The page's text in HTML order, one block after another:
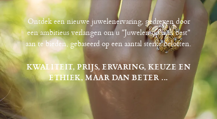
Ontdek een nieuwe juwelenervaring, gedreven door
een ambitieus verlangen om u "Juwelen op hun best"
aan te bieden, gebaseerd op een aantal sterke beloften.
KWALITEIT, PRIJS, ERVARING, KEUZE EN
ETHIEK, MAAR DAN BETER ...